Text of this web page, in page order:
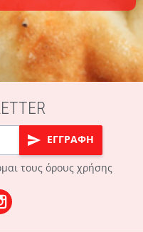
ΕΓΓΡΑΦΗ
τους όρους χρήσης